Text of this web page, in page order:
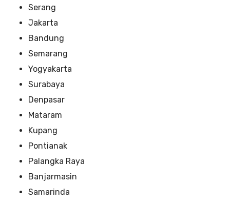
Serang
Jakarta
Bandung
Semarang
Yogyakarta
Surabaya
Denpasar
Mataram
Kupang
Pontianak
Palangka Raya
Banjarmasin
Samarinda